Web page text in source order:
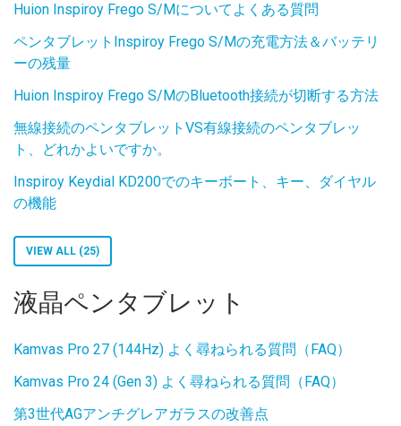
Huion Inspiroy Frego S/Mについてよくある質問
ペンタブレットInspiroy Frego S/Mの充電方法＆バッテリ
ーの残量
Huion Inspiroy Frego S/MのBluetooth接続が切断する方法
無線接続のペンタブレットVS有線接続のペンタブレッ
ト、どれかよいですか。
Inspiroy Keydial KD200でのキーボート、キー、ダイヤル
の機能
VIEW ALL (25)
液晶ペンタブレット
Kamvas Pro 27 (144Hz) よく尋ねられる質問（FAQ）
Kamvas Pro 24 (Gen 3) よく尋ねられる質問（FAQ）
第3世代AGアンチグレアガラスの改善点